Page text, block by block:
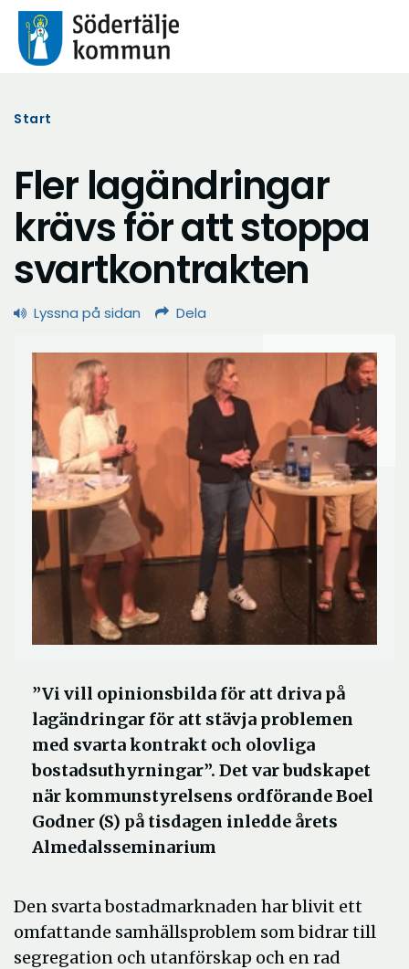
Start
Fler lagändringar
krävs för att stoppa
svartkontrakten
Lyssna på sidan Dela
”Vi vill opinionsbilda för att driva på
lagändringar för att stävja problemen
med svarta kontrakt och olovliga
bostadsuthyrningar”. Det var budskapet
när kommunstyrelsens ordförande Boel
Godner (S) på tisdagen inledde årets
Almedalsseminarium
Den svarta bostadmarknaden har blivit ett
omfattande samhällsproblem som bidrar till
segregation och utanförskap och en rad